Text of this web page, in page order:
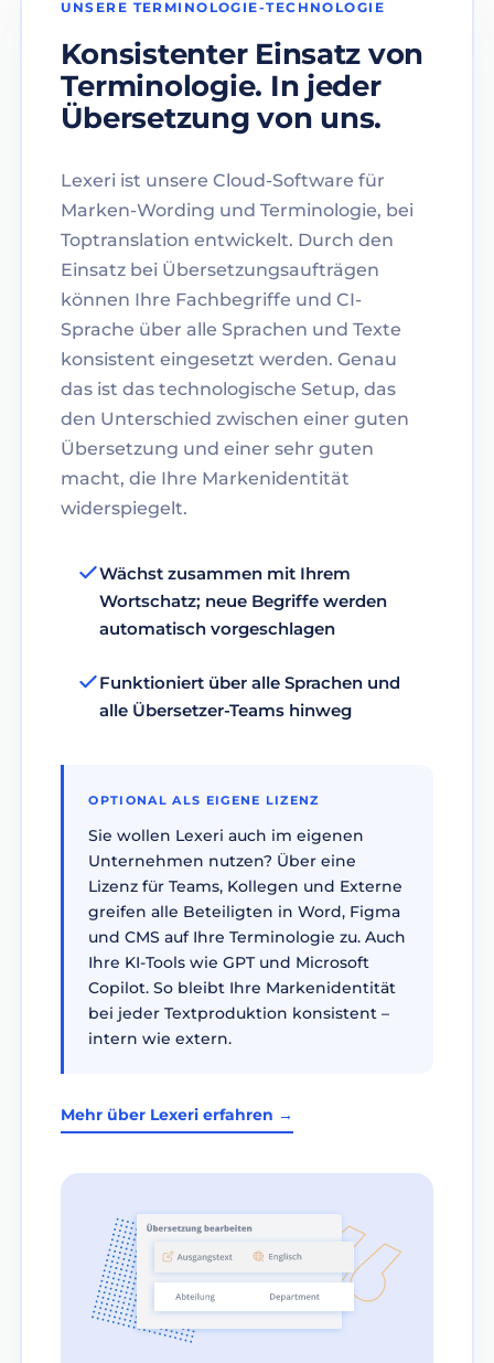
UNSERE TERMINOLOGIE-TECHNOLOGIE
Konsistenter Einsatz von
Terminologie. In jeder
Übersetzung von uns.
Lexeri ist unsere Cloud-Software für
Marken-Wording und Terminologie, bei
Toptranslation entwickelt. Durch den
Einsatz bei Übersetzungsaufträgen
können Ihre Fachbegriffe und CI-
Sprache über alle Sprachen und Texte
konsistent eingesetzt werden. Genau
das ist das technologische Setup, das
den Unterschied zwischen einer guten
Übersetzung und einer sehr guten
macht, die Ihre Markenidentität
widerspiegelt.
Wächst zusammen mit Ihrem
Wortschatz; neue Begriffe werden
automatisch vorgeschlagen
Funktioniert über alle Sprachen und
alle Übersetzer-Teams hinweg
OPTIONAL ALS EIGENE LIZENZ
Sie wollen Lexeri auch im eigenen
Unternehmen nutzen? Über eine
Lizenz für Teams, Kollegen und Externe
greifen alle Beteiligten in Word, Figma
und CMS auf Ihre Terminologie zu. Auch
Ihre KI-Tools wie GPT und Microsoft
Copilot. So bleibt Ihre Markenidentität
bei jeder Textproduktion konsistent –
intern wie extern.
Mehr über Lexeri erfahren →